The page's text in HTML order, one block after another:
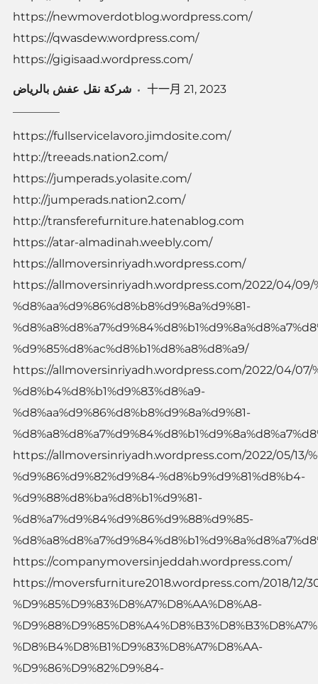
https://newmoverdotblog.wordpress.com/
https://qwasdew.wordpress.com/
https://gigisaad.wordpress.com/
شركة نقل عفش بالرياض 十一月 21, 2023
https://fullservicelavoro.jimdosite.com/
http://treeads.nation2.com/
https://jumperads.yolasite.com/
http://jumperads.nation2.com/
http://transferefurniture.hatenablog.com
https://atar-almadinah.weebly.com/
https://allmoversinriyadh.wordpress.com/
https://allmoversinriyadh.wordpress.com/2022/04/09/
%d8%aa%d9%86%d8%b8%d9%8a%d9%81-
%d9%85%d8%ac%d8%b1%d8%a8%d8%a9/
https://allmoversinriyadh.wordpress.com/2022/04/07/
%d8%b4%d8%b1%d9%83%d8%a9-
%d8%aa%d9%86%d8%b8%d9%8a%d9%81-
https://allmoversinriyadh.wordpress.com/2022/05/13/
%d9%86%d9%82%d9%84-%d8%b9%d9%81%d8%b4-
%d9%88%d8%ba%d8%b1%d9%81-
%d8%a7%d9%84%d9%86%d9%88%d9%85-
https://companymoversinjeddah.wordpress.com/
https://moversfurniture2018.wordpress.com/2018/12/
%D9%85%D9%83%D8%A7%D8%AA%D8%A8-
%D8%B4%D8%B1%D9%83%D8%A7%D8%AA-
%D9%86%D9%82%D9%84-